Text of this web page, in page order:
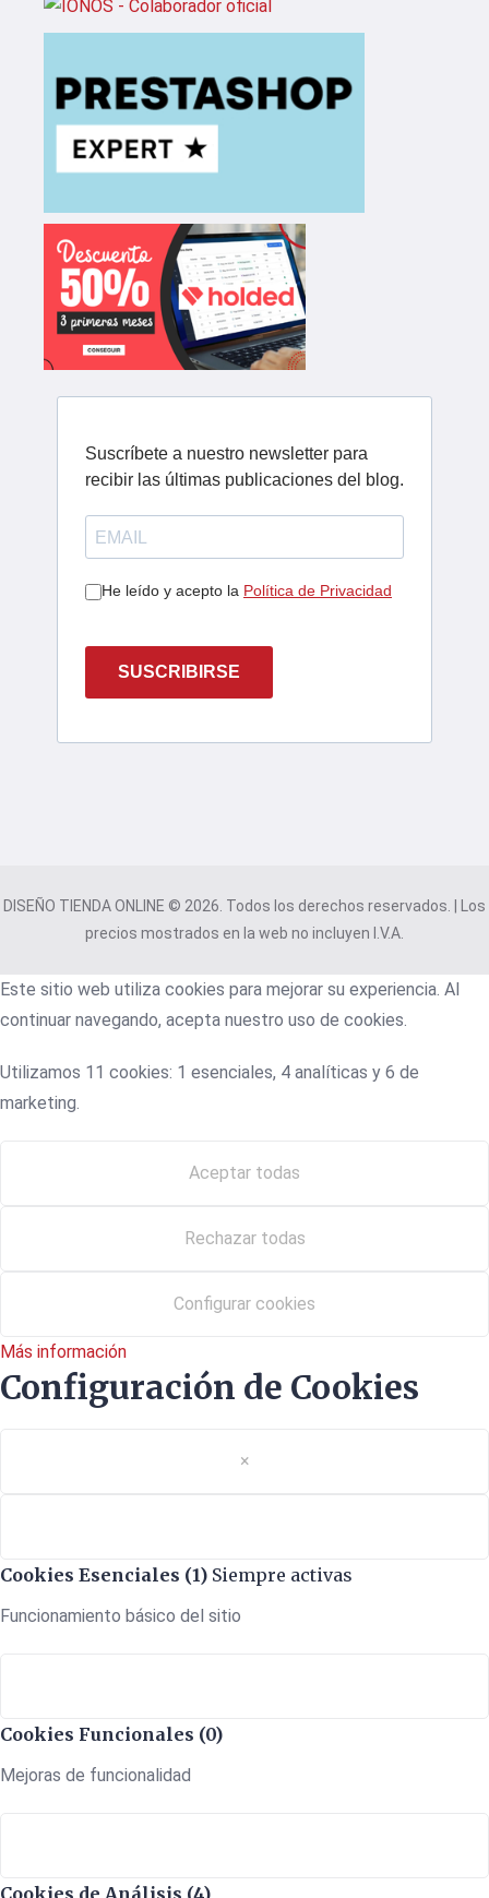
Suscríbete a nuestro newsletter para
recibir las últimas publicaciones del blog.
He leído y acepto la Política de Privacidad
SUSCRIBIRSE
DISEÑO TIENDA ONLINE © 2026. Todos los derechos reservados. | Los
precios mostrados en la web no incluyen I.V.A.
Este sitio web utiliza cookies para mejorar su experiencia. Al
continuar navegando, acepta nuestro uso de cookies.
Utilizamos 11 cookies: 1 esenciales, 4 analíticas y 6 de
marketing.
Aceptar todas
Rechazar todas
Configurar cookies
Más información
Configuración de Cookies
×
Cookies Esenciales (1) Siempre activas
Funcionamiento básico del sitio
Cookies Funcionales (0)
Mejoras de funcionalidad
Cookies de Análisis (4)